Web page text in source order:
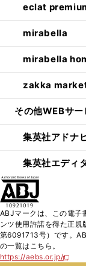
eclat
mirabella
mirabella
zakka
その他WEBサー
集英社アドナ
集英社エディ
ABJマークは、この電子
ンツ使用許諾を得た正
第6091713号）です。
の一覧はこちら。
https://aebs.or.jp/
新